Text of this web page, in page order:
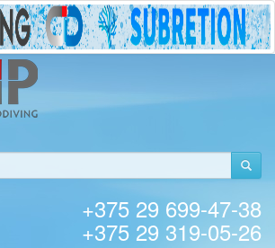
+375 29 699-47-38
+375 29 319-05-26